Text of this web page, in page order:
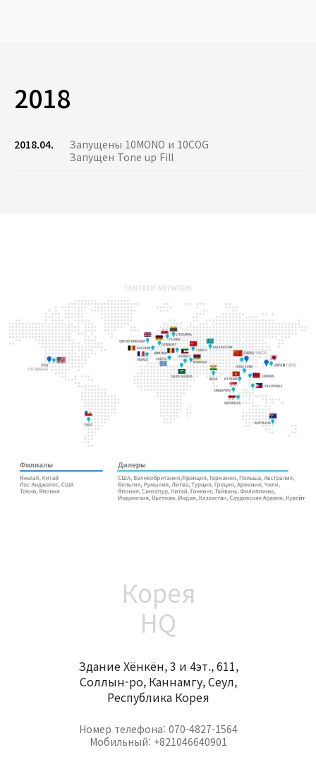
2018
2018.04.
Запущены 10MONO и 10COG
Запущен Tone up Fill
Корея
HQ
Здание Хёнкён, 3 и 4эт., 611,
Соллын-ро, Каннамгу, Сеул,
Республика Корея
Номер телефона: 070-4827-1564
Мобильный: +821046640901